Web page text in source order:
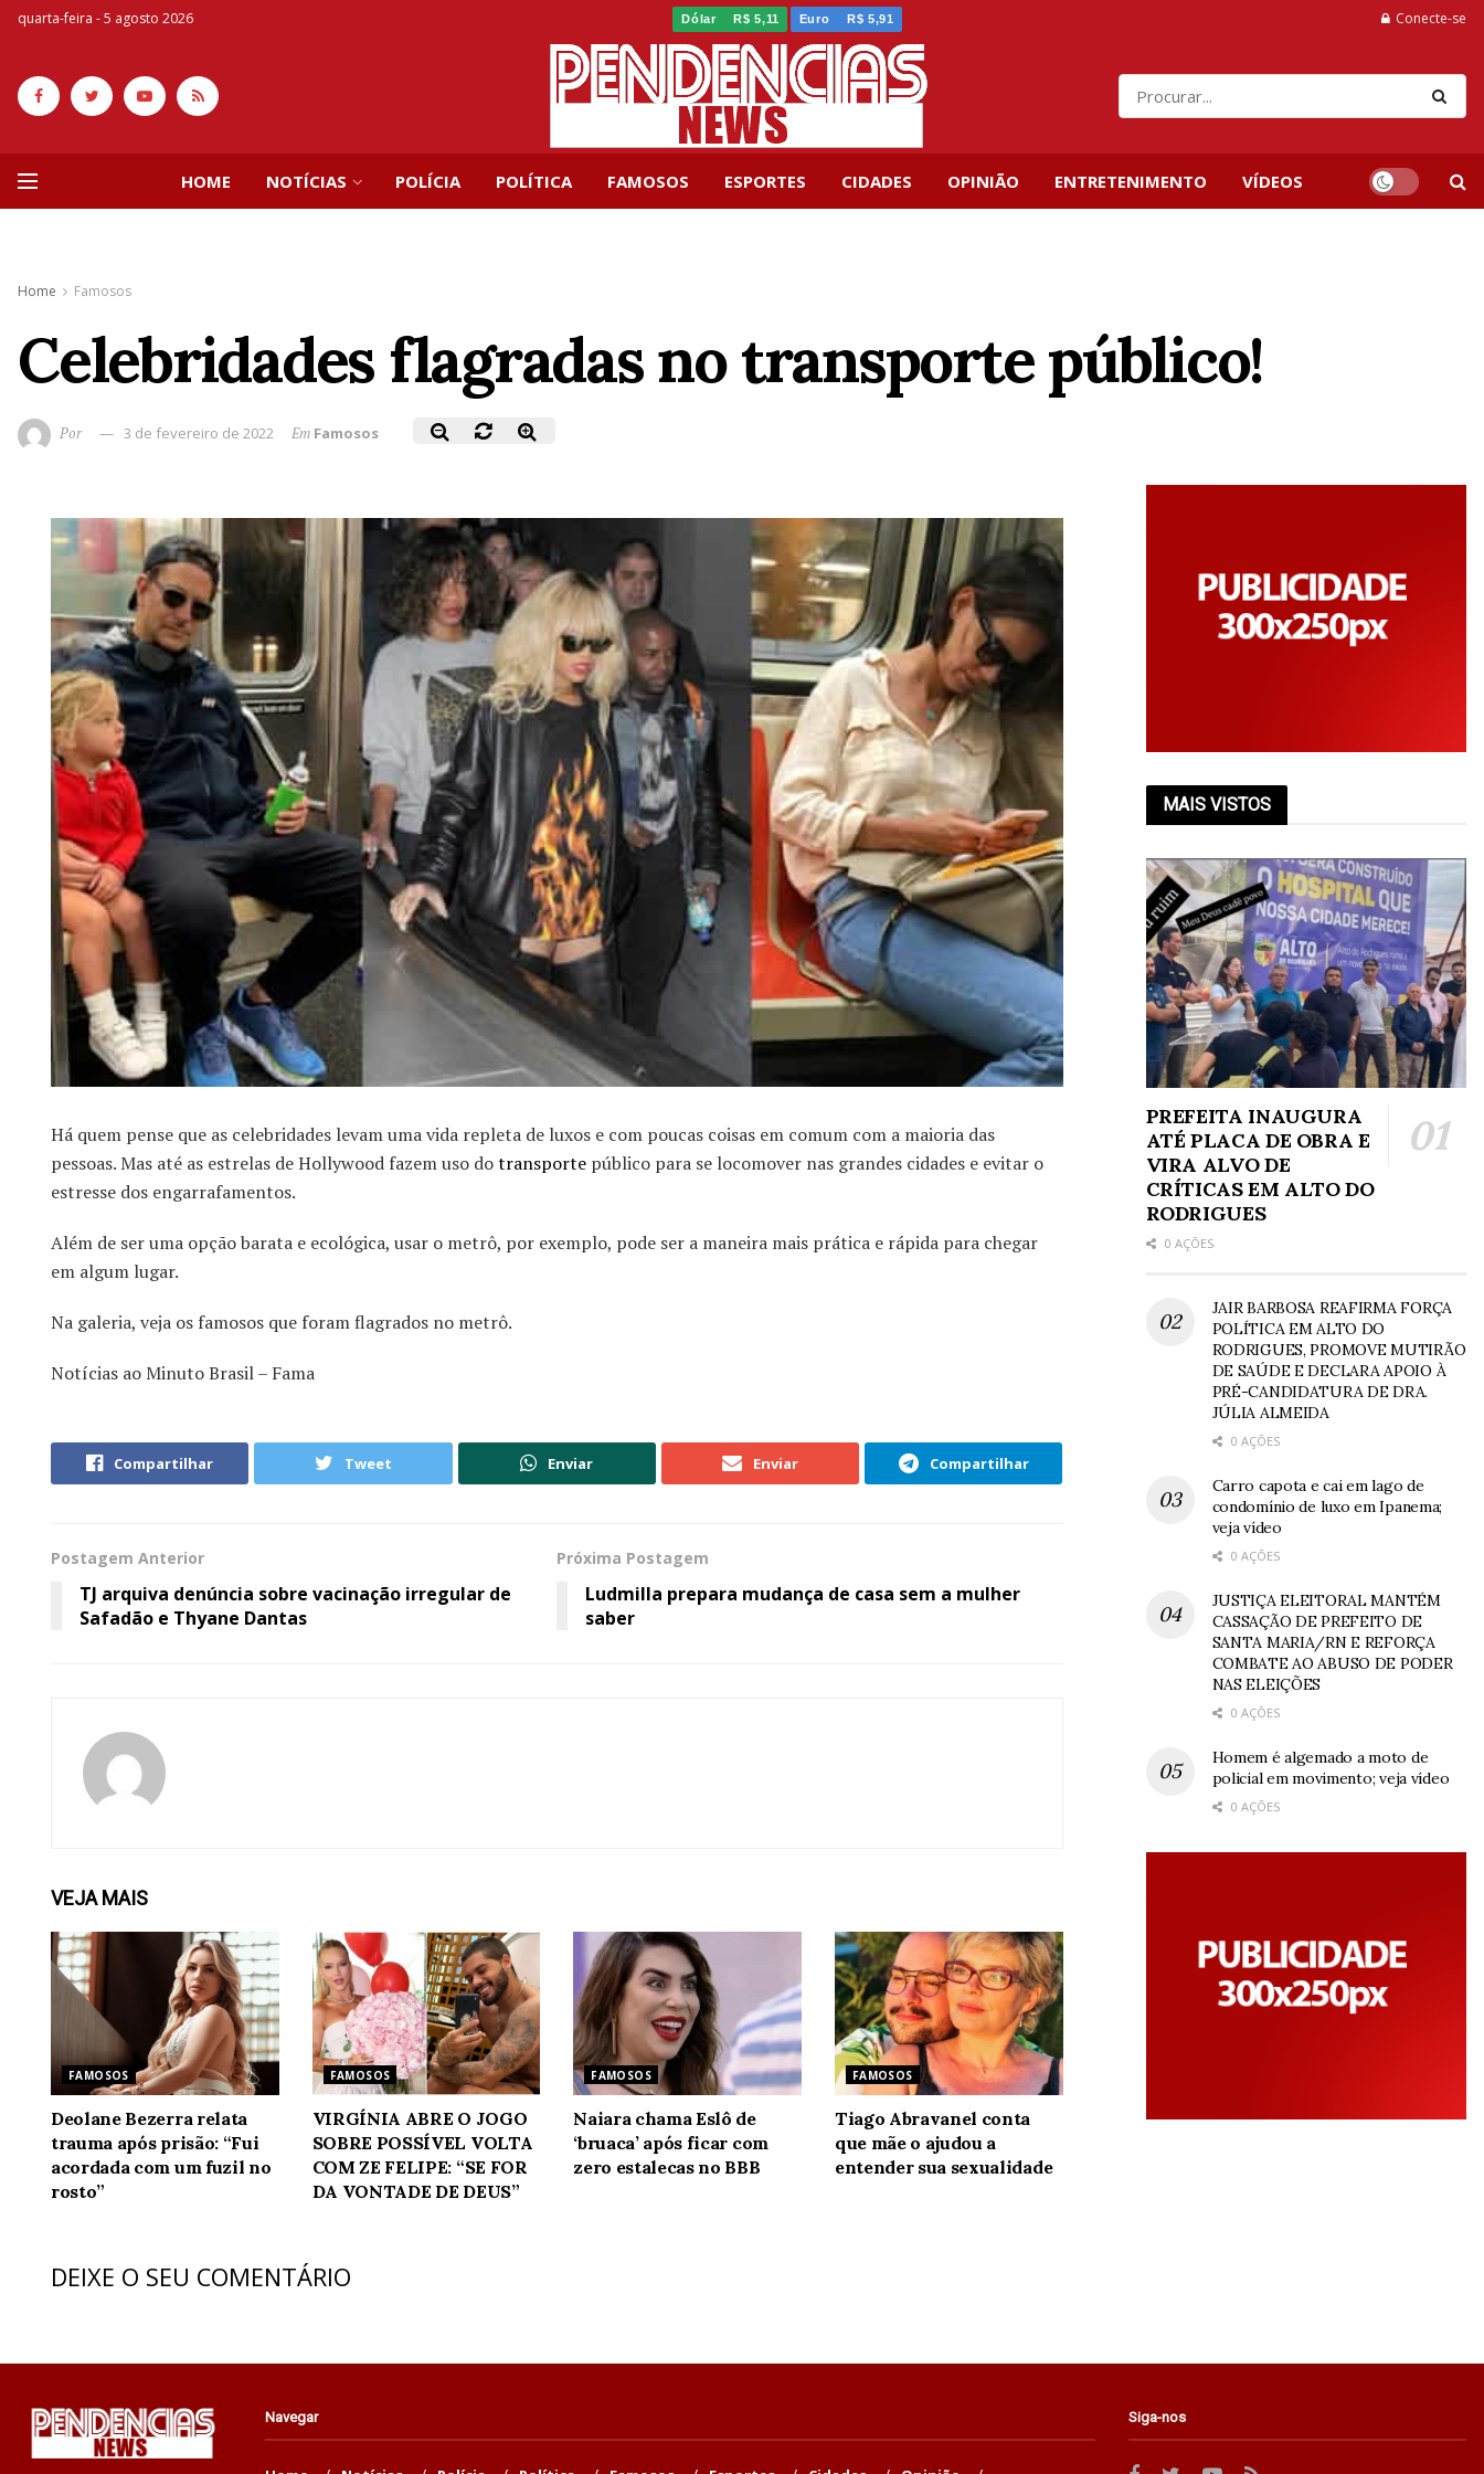
quarta-feira - 5 agosto 2026 Dólar R$ 5,11 Euro R$ 5,91 Conecte-se
HOME NOTÍCIAS POLÍCIA POLÍTICA FAMOSOS ESPORTES CIDADES OPINIÃO ENTRETENIMENTO VÍDEOS
Home Famosos
Celebridades flagradas no transporte público!
Por 3 de fevereiro de 2022 Em Famosos
Há quem pense que as celebridades levam uma vida repleta de luxos e com poucas coisas em comum com a maioria das
pessoas. Mas até as estrelas de Hollywood fazem uso dotransporte público para se locomover nas grandes cidades e evitar o
estresse dos engarrafamentos.
Além de ser uma opção barata e ecológica, usar o metrô, por exemplo, pode ser a maneira mais prática e rápida para chegar
em algum lugar.
Na galeria, veja os famosos que foram flagrados no metrô.
Notícias ao Minuto Brasil – Fama
Compartilhar Tweet Enviar Enviar Compartilhar
Postagem Anterior
TJ arquiva denúncia sobre vacinação irregular de
Safadão e Thyane Dantas
Próxima Postagem
Ludmilla prepara mudança de casa sem a mulher
saber
VEJAMAIS
FAMOSOS
Deolane Bezerra relata
trauma após prisão: “Fui
acordada com um fuzil no
rosto”
FAMOSOS
VIRGÍNIA ABRE O JOGO
SOBRE POSSÍVEL VOLTA
COM ZE FELIPE: “SE FOR
DA VONTADE DE DEUS”
FAMOSOS
Naiara chama Eslô de
‘bruaca’ após ficar com
zero estalecas no BBB
FAMOSOS
Tiago Abravanel conta
que mãe o ajudou a
entender sua sexualidade
DEIXE O SEU COMENTÁRIO
MAIS VISTOS
PREFEITA INAUGURA
ATÉ PLACA DE OBRA E
VIRA ALVO DE
CRÍTICAS EM ALTO DO
RODRIGUES
0 AÇÕES
JAIR BARBOSA REAFIRMA FORÇA
POLÍTICA EM ALTO DO
RODRIGUES, PROMOVE MUTIRÃO
DE SAÚDE E DECLARA APOIO À
PRÉ-CANDIDATURA DE DRA.
JÚLIA ALMEIDA
0 AÇÕES
Carro capota e cai em lago de
condomínio de luxo em Ipanema;
veja vídeo
0 AÇÕES
JUSTIÇA ELEITORAL MANTÉM
CASSAÇÃO DE PREFEITO DE
SANTA MARIA/RN E REFORÇA
COMBATE AO ABUSO DE PODER
NAS ELEIÇÕES
0 AÇÕES
Homem é algemado a moto de
policial em movimento; veja vídeo
0 AÇÕES
Navegar Siga-nos